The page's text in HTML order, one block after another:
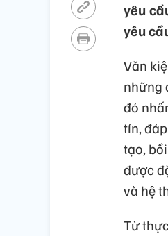
yêu
yêu
Văn
những
đó
tín,
tạo,
được
và hệ
Từ